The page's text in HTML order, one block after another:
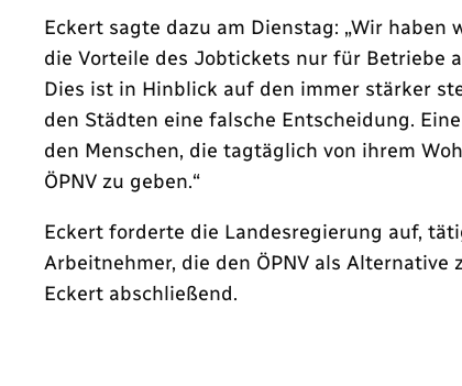
Eckert sagte dazu am Dienstag: „Wir
die Vorteile des Jobtickets nur für Betriebe
Dies ist in Hinblick auf den immer stärker
den Städten eine falsche Entscheidung.
den Menschen, die tagtäglich von ihrem
ÖPNV zu geben.“
Eckert forderte die Landesregierung auf,
Arbeitnehmer, die den ÖPNV als
Eckert abschließend.